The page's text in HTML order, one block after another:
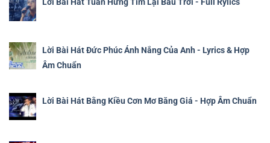
Lời Bài Hát Đức Phúc Ánh Nắng Của Anh - Lyrics & Hợp
Âm Chuẩn
Lời Bài Hát Bằng Kiều Cơn Mơ Băng Giá - Hợp Âm Chuẩn